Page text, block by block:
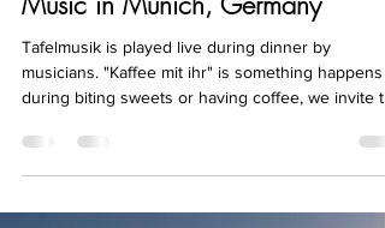
Barock Tafelmusik in München,
Deutschland - Baroque Banquet
Music in Munich, Germany
Tafelmusik is played live during dinner by
music to decorate our class!